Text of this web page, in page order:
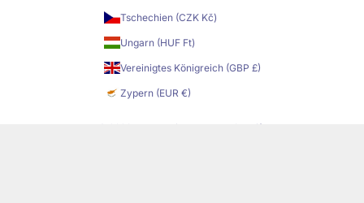
Tschechien (CZK Kč)
Ungarn (HUF Ft)
Vereinigtes Königreich (GBP £)
Zypern (EUR €)
© 2026 - Yorokani Powered by Shopify